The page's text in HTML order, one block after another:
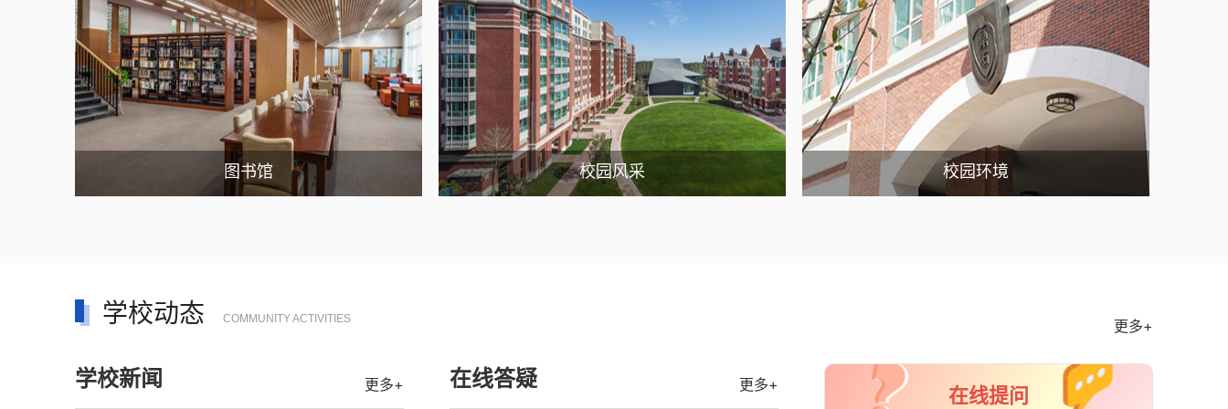
图书馆 校园风采 校园环境
学校动态 COMMUNITY ACTIVITIES 更多+
学校新闻 更多+ 在线答疑 更多+ 在线提问